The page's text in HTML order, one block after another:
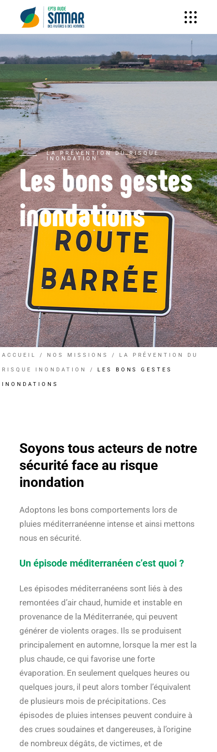
LA PRÉVENTION DU RISQUE
INONDATION
Les bons gestes
inondations
ACCUEIL NOS MISSIONS LA PRÉVENTION DU
RISQUE INONDATION LES BONS GESTES
INONDATIONS
Soyons tous acteurs de notre
sécurité face au risque
inondation
Adoptons les bons comportements lors de
pluies méditerranéenne intense et ainsi mettons
nous en sécurité.
Un épisode méditerranéen c’est quoi ?
Les épisodes méditerranéens sont liés à des
remontées d’air chaud, humide et instable en
provenance de la Méditerranée, qui peuvent
générer de violents orages. Ils se produisent
principalement en automne, lorsque la mer est la
plus chaude, ce qui favorise une forte
évaporation. En seulement quelques heures ou
quelques jours, il peut alors tomber l’équivalent
de plusieurs mois de précipitations. Ces
épisodes de pluies intenses peuvent conduire à
des crues soudaines et dangereuses, à l’origine
de nombreux dégâts, de victimes, et de